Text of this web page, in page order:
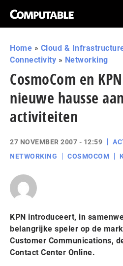
Home » Cloud &
Connectivity » Networking
CosmoCom en
nieuwe hausse
activiteiten
27 NOVEMBER 2007 - 12:59
NETWORKING
COSMOCOM
KPN introduceert, in
belangrijke speler op de
Customer Communications,
Contact Center Online.